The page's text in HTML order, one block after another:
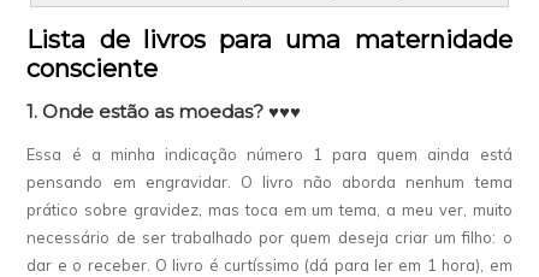
Lista de livros para uma maternidade
consciente
1. Onde estão as moedas? ♥♥♥
Essa é a minha indicação número 1 para quem ainda está
pensando em engravidar. O livro não aborda nenhum tema
prático sobre gravidez, mas toca em um tema, a meu ver, muito
necessário de ser trabalhado por quem deseja criar um filho: o
dar e o receber. O livro é curtíssimo (dá para ler em 1 hora), em